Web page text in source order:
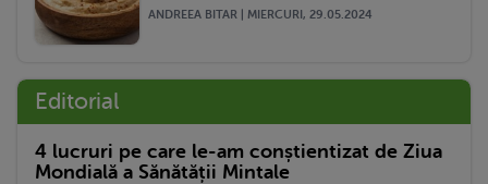
ANDREEA BITAR | MIERCURI, 29.05.2024
Editorial
4 lucruri pe care le-am conștientizat de Ziua
Mondială a Sănătății Mintale